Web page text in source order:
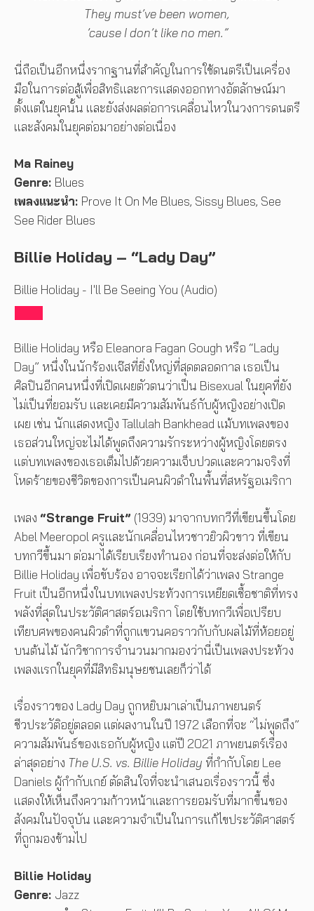
They must’ve been women,
’cause I don’t like no men.”
นี่ถือเป็นอีกหนึ่งรากฐานที่สำคัญในการใช้ดนตรีเป็นเครื่อง
มือในการต่อสู้เพื่อสิทธิและการแสดงออกทางอัตลักษณ์มา
ตั้งแต่ในยุคนั้น และยังส่งผลต่อการเคลื่อนไหวในวงการดนตรี
และสังคมในยุคต่อมาอย่างต่อเนื่อง
Ma Rainey
Genre: Blues
เพลงแนะนำ: Prove It On Me Blues, Sissy Blues, See
See Rider Blues
Billie Holiday – “Lady Day”
Billie Holiday - I'll Be Seeing You (Audio)
Billie Holiday หรือ Eleanora Fagan Gough หรือ “Lady
Day” หนึ่งในนักร้องแจ๊สที่ยิ่งใหญ่ที่สุดตลอดกาล เธอเป็น
ศิลปินอีกคนหนึ่งที่เปิดเผยตัวตนว่าเป็น Bisexual ในยุคที่ยัง
ไม่เป็นที่ยอมรับ และเคยมีความสัมพันธ์กับผู้หญิงอย่างเปิด
เผย เช่น นักแสดงหญิง Tallulah Bankhead แม้บทเพลงของ
เธอส่วนใหญ่จะไม่ได้พูดถึงความรักระหว่างผู้หญิงโดยตรง
แต่บทเพลงของเธอเต็มไปด้วยความเจ็บปวดและความจริงที่
โหดร้ายของชีวิตของการเป็นคนผิวดำในพื้นที่สหรัฐอเมริกา
เพลง “Strange Fruit” (1939) มาจากบทกวีที่เขียนขึ้นโดย
Abel Meeropol ครูและนักเคลื่อนไหวชาวยิวผิวขาว ที่เขียน
บทกวีขึ้นมา ต่อมาได้เรียบเรียงทำนอง ก่อนที่จะส่งต่อให้กับ
Billie Holiday เพื่อขับร้อง อาจจะเรียกได้ว่าเพลง Strange
Fruit เป็นอีกหนึ่งในบทเพลงประท้วงการเหยียดเชื้อชาติที่ทรง
พลังที่สุดในประวัติศาสตร์อเมริกา โดยใช้บทกวีเพื่อเปรียบ
เทียบศพของคนผิวดำที่ถูกแขวนคอราวกับกับผลไม้ที่ห้อยอยู่
บนต้นไม้ นักวิชาการจำนวนมากมองว่านี่เป็นเพลงประท้วง
เพลงแรกในยุคที่มีสิทธิมนุษยชนเลยก็ว่าได้
เรื่องราวของ Lady Day ถูกหยิบมาเล่าเป็นภาพยนตร์
ชีวประวัติอยู่ตลอด แต่ผลงานในปี 1972 เลือกที่จะ “ไม่พูดถึง”
ความสัมพันธ์ของเธอกับผู้หญิง แต่ปี 2021 ภาพยนตร์เรื่อง
ล่าสุดอย่าง The U.S. vs. Billie Holiday ที่กำกับโดย Lee
Daniels ผู้กำกับเกย์ ตัดสินใจที่จะนำเสนอเรื่องราวนี้ ซึ่ง
แสดงให้เห็นถึงความก้าวหน้าและการยอมรับที่มากขึ้นของ
สังคมในปัจจุบัน และความจำเป็นในการแก้ไขประวัติศาสตร์
ที่ถูกมองข้ามไป
Billie Holiday
Genre: Jazz